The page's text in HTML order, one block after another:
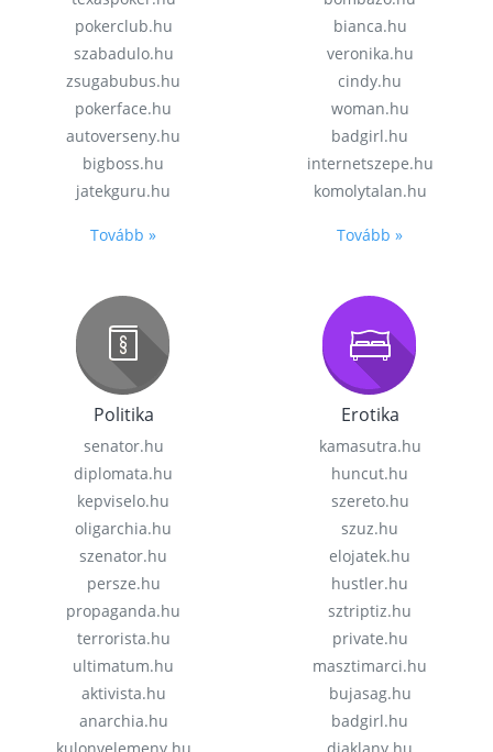
pokerclub.hu
szabadulo.hu
zsugabubus.hu
pokerface.hu
autoverseny.hu
bigboss.hu
jatekguru.hu
Tovább »
bianca.hu
veronika.hu
cindy.hu
woman.hu
badgirl.hu
internetszepe.hu
komolytalan.hu
Tovább »
Politika
senator.hu
diplomata.hu
kepviselo.hu
oligarchia.hu
szenator.hu
persze.hu
propaganda.hu
terrorista.hu
ultimatum.hu
aktivista.hu
anarchia.hu
Erotika
kamasutra.hu
huncut.hu
szereto.hu
szuz.hu
elojatek.hu
hustler.hu
sztriptiz.hu
private.hu
masztimarci.hu
bujasag.hu
badgirl.hu